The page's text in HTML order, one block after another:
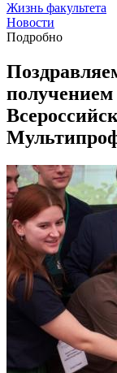
Жизнь факультета
Новости
Подробно